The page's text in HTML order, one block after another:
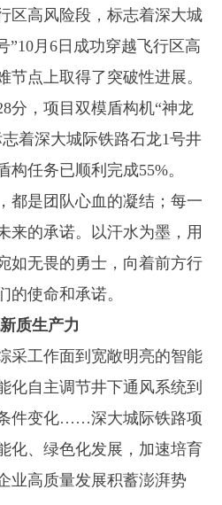
区高风险段，标志着深大城
”10月6日成功穿越飞行区高
节点上取得了突破性进展。
分，项目双模盾构机“神龙
着深大城际铁路石龙1号井
构任务已顺利完成55%。
都是团队心血的凝结；每一
来的承诺。以汗水为墨，用
如无畏的勇士，向着前方行
的使命和承诺。
质生产力
采工作面到宽敞明亮的智能
化自主调节井下通风系统到
件变化……深大城际铁路项
化、绿色化发展，加速培育
业高质量发展积蓄澎湃势